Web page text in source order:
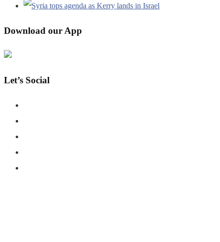
Download our App
Let’s Social